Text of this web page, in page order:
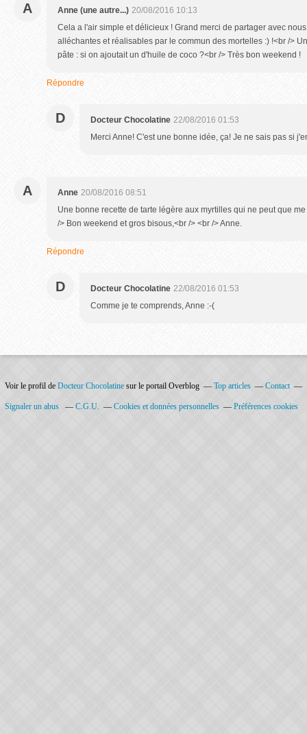
A Anne (une autre...) 20/08/2016 10:13
Cela a l'air simple et délicieux ! Grand merci de partager avec
alléchantes et réalisables par le commun des mortelles :) !<br />
pâte : si on ajoutait un d'huile de coco ?<br /> Très bon weekend !
Répondre
D Docteur Chocolatine 22/08/2016 01:53
Merci Anne! C'est une bonne idée, ça! Je ne sais pas si
A Anne 20/08/2016 08:51
Une bonne recette de tarte légère aux myrtilles qui ne peut que
/> Bon weekend et gros bisous,<br /> <br /> Anne.
Répondre
D Docteur Chocolatine 22/08/2016 01:53
Comme je te comprends, Anne :-(
Voir le profil de Docteur Chocolatine sur le portail Overblog Top articles Contact
Signaler un abus C.G.U. Cookies et données personnelles Préférences cookies